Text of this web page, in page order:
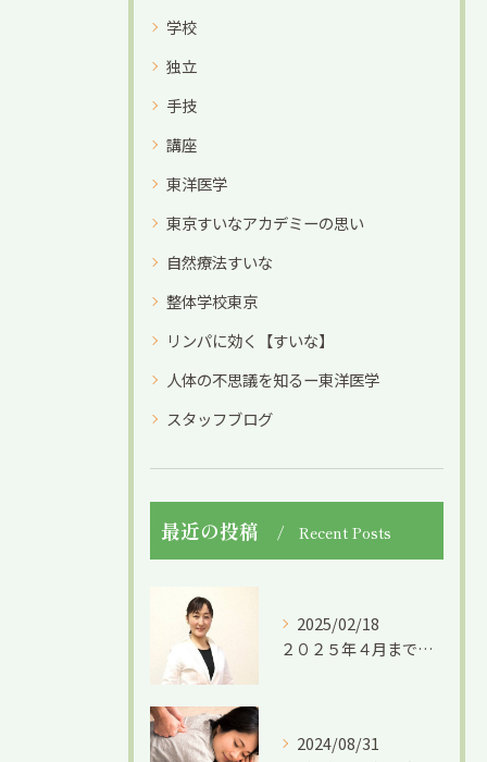
学校
独立
手技
講座
東洋医学
東京すいなアカデミーの思い
自然療法すいな
整体学校東京
リンパに効く【すいな】
人体の不思議を知るー東洋医学
スタッフブログ
最近の投稿 Recent Posts
2025/02/18
２０２５年４月までの限定募集です。
2024/08/31